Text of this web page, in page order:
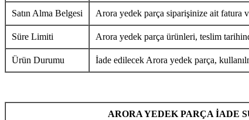
Satın Alma Belgesi Arora yedek parça siparişinize ait fatura
Süre Limiti Arora yedek parça ürünleri, teslim
Ürün Durumu İade edilecek Arora yedek parça,
ARORA YEDEK PARÇA İADE